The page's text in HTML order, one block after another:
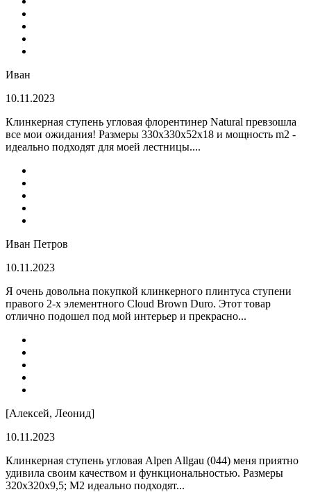
Иван
10.11.2023
Клинкерная ступень угловая флорентинер Natural превзошла
все мои ожидания! Размеры 330х330х52х18 и мощность m2 -
идеально подходят для моей лестницы....
Иван Петров
10.11.2023
Я очень довольна покупкой клинкерного плинтуса ступени
правого 2-х элементного Cloud Brown Duro. Этот товар
отлично подошел под мой интерьер и прекрасно...
[Алексей, Леонид]
10.11.2023
Клинкерная ступень угловая Alpen Allgau (044) меня приятно
удивила своим качеством и функциональностью. Размеры
320x320x9,5; M2 идеально подходят...